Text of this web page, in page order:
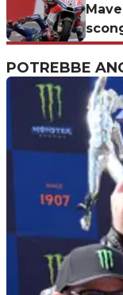
POTREBBE